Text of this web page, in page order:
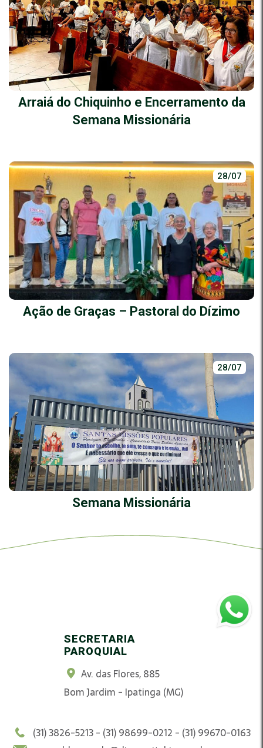
Arraiá do Chiquinho e Encerramento da
Semana Missionária
28/07
Ação de Graças – Pastoral do Dízimo
28/07
Semana Missionária
SECRETARIA
PAROQUIAL
Av. das Flores, 885
Bom Jardim - Ipatinga (MG)
(31) 3826-5213 - (31) 98699-0212 - (31) 99670-0163